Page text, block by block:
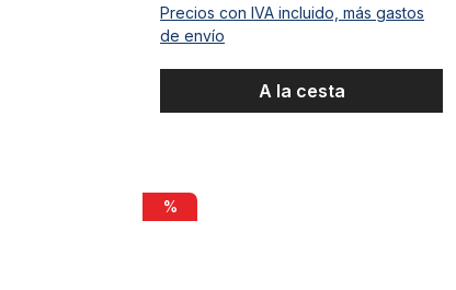
Precios con IVA incluido, más gastos
de envío
A la cesta
Cubierta clincher, 28 x 1 1/2 en blanco crema
%